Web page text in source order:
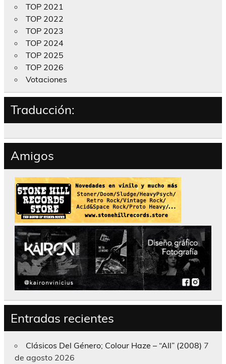
TOP 2021
TOP 2022
TOP 2023
TOP 2024
TOP 2025
TOP 2026
Votaciones
Traducción:
Amigos
Entradas recientes
Clásicos Del Género; Colour Haze – “All” (2008) 7
de agosto 2026